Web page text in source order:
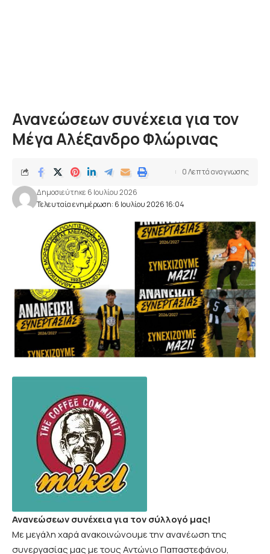
Ανανεώσεων συνέχεια για τον
Μέγα Αλέξανδρο Φλώρινας
Τελευταία ενημέρωση: 6 Ιουλίου 2026 16:04
Δημοσιεύτηκε 6 Ιουλίου 2026
0 Λεπτά αναγνωσης
Ανανεώσεων συνέχεια για τον σύλλογό μας!
Με μεγάλη χαρά ανακοινώνουμε την ανανέωση της
συνεργασίας μας με τους Αντώνιο Παπαστεφάνου,